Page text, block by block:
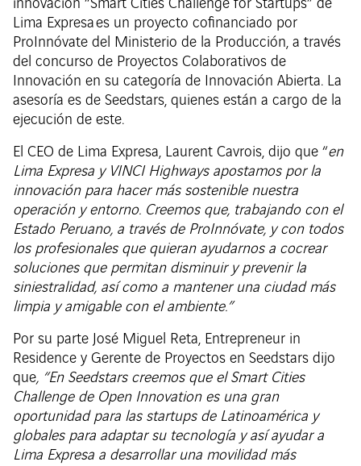
innovación “Smart Cities Challenge for Startups” de
Lima Expresa es un proyecto cofinanciado por
ProInnóvate del Ministerio de la Producción, a través
del concurso de Proyectos Colaborativos de
Innovación en su categoría de Innovación Abierta. La
asesoría es de Seedstars, quienes están a cargo de la
ejecución de este.
El CEO de Lima Expresa, Laurent Cavrois, dijo que “en
Lima Expresa y VINCI Highways apostamos por la
innovación para hacer más sostenible nuestra
operación y entorno. Creemos que, trabajando con el
Estado Peruano, a través de ProInnóvate, y con todos
los profesionales que quieran ayudarnos a cocrear
soluciones que permitan disminuir y prevenir la
siniestralidad, así como a mantener una ciudad más
limpia y amigable con el ambiente.”
Por su parte José Miguel Reta, Entrepreneur in
Residence y Gerente de Proyectos en Seedstars dijo
que, “En Seedstars creemos que el Smart Cities
Challenge de Open Innovation es una gran
oportunidad para las startups de Latinoamérica y
globales para adaptar su tecnología y así ayudar a
Lima Expresa a desarrollar una movilidad más